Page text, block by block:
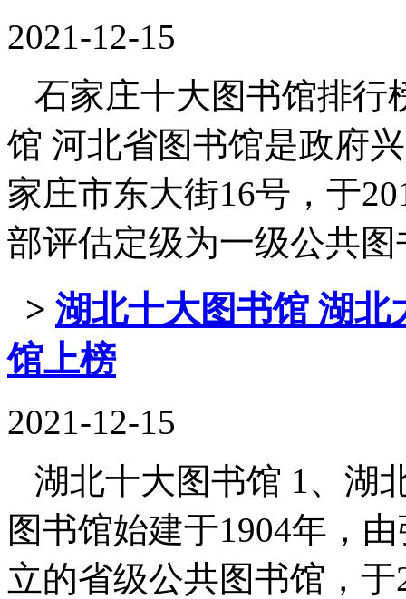
2021-12-15
石家庄十大图书馆排行
馆 河北省图书馆是政府
家庄市东大街16号，于
部评估定级为一级公共图
> 湖北十大图书馆 湖
馆上榜
2021-12-15
湖北十大图书馆 1、湖
图书馆始建于1904年，
立的省级公共图书馆，